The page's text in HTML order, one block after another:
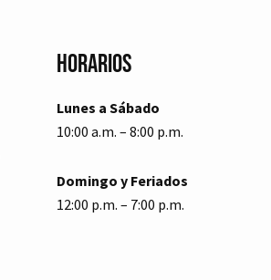
Horarios
Lunes a Sábado
10:00 a.m. – 8:00 p.m.
Domingo y Feriados
12:00 p.m. – 7:00 p.m.